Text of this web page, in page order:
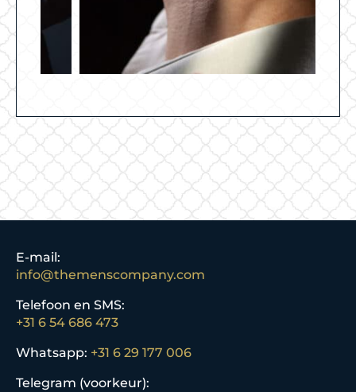
E-mail:
info@themenscompany.com
Telefoon en SMS:
+31 6 54 686 473
Whatsapp: +31 6 29 177 006
Telegram (voorkeur):